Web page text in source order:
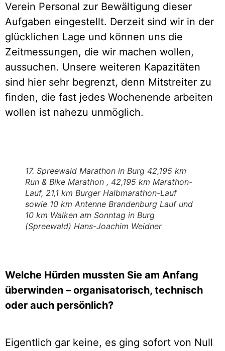
Verein Personal zur Bewältigung dieser
Aufgaben eingestellt. Derzeit sind wir in der
glücklichen Lage und können uns die
Zeitmessungen, die wir machen wollen,
aussuchen. Unsere weiteren Kapazitäten
sind hier sehr begrenzt, denn Mitstreiter zu
finden, die fast jedes Wochenende arbeiten
wollen ist nahezu unmöglich.
17. Spreewald Marathon in Burg 42,195 km
Run & Bike Marathon , 42,195 km Marathon-
Lauf, 21,1 km Burger Halbmarathon-Lauf
sowie 10 km Antenne Brandenburg Lauf und
10 km Walken am Sonntag in Burg
(Spreewald) Hans-Joachim Weidner
Welche Hürden mussten Sie am Anfang
überwinden – organisatorisch, technisch
oder auch persönlich?
Eigentlich gar keine, es ging sofort von Null